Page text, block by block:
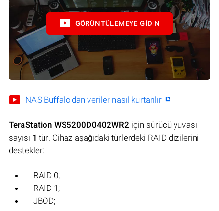
GÖRÜNTÜLEMEYE GIDIN
NAS Buffalo'dan veriler nasıl kurtarılır
TeraStation WS5200D0402WR2 için sürücü yuvası
sayısı 1 'tür. Cihaz aşağıdaki türlerdeki RAID dizilerini
destekler:
RAID 0;
RAID 1;
JBOD;